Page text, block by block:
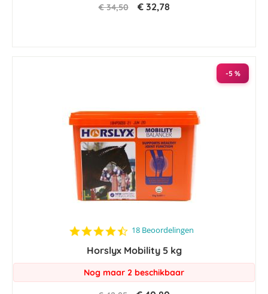
€ 34,50 € 32,78
-5 %
4.4
rating
18 Beoordelingen
Horslyx Mobility 5 kg
Nog maar 2 beschikbaar